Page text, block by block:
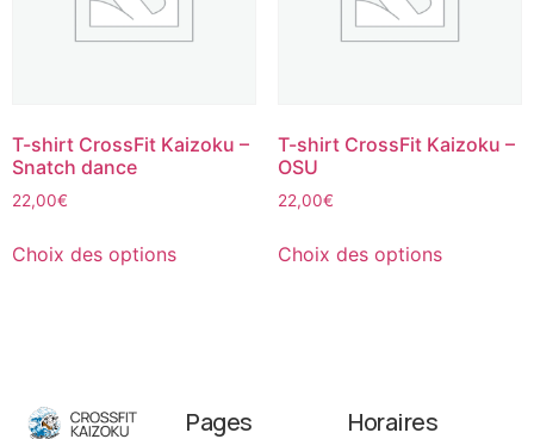
T-shirt CrossFit Kaizoku –
Snatch dance
22,00€
Choix des options
T-shirt CrossFit Kaizoku –
OSU
22,00€
Choix des options
Pages Horaires